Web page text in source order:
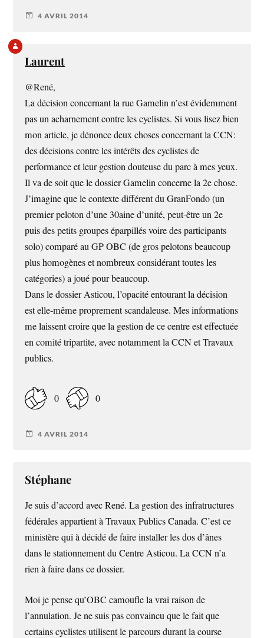
4 AVRIL 2014
Laurent
@René,
La décision concernant la rue Gamelin n’est évidemment
pas un acharnement contre les cyclistes. Si vous lisez bien
mon article, je dénonce deux choses concernant la CCN:
des décisions contre les intérêts des cyclistes de
performance et leur gestion douteuse du parc à mes yeux.
Il va de soit que le dossier Gamelin concerne la 2e chose.
J’imagine que le contexte différent du GranFondo (un
premier peloton d’une 30aine d’unité, peut-être un 2e
puis des petits groupes éparpillés voire des participants
solo) comparé au GP OBC (de gros pelotons beaucoup
plus homogènes et nombreux considérant toutes les
catégories) a joué pour beaucoup.
Dans le dossier Asticou, l’opacité entourant la décision
est elle-même proprement scandaleuse. Mes informations
me laissent croire que la gestion de ce centre est effectuée
en comité tripartite, avec notamment la CCN et Travaux
publics.
0 0
4 AVRIL 2014
Stéphane
Je suis d’accord avec René. La gestion des infratructures
fédérales appartient à Travaux Publics Canada. C’est ce
ministère qui à décidé de faire installer les dos d’ânes
dans le stationnement du Centre Asticou. La CCN n’a
rien à faire dans ce dossier.
Moi je pense qu’OBC camoufle la vrai raison de
l’annulation. Je ne suis pas convaincu que le fait que
certains cyclistes utilisent le parcours durant la course